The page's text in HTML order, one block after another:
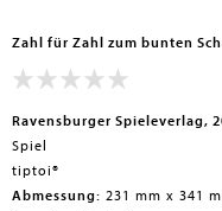
Zahl für Zahl zum bunten
Ravensburger Spieleverlag,
Spiel
tiptoi®
Abmessung: 231 mm x 341